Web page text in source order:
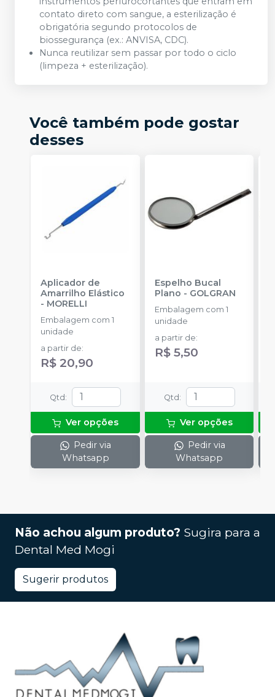
contato direto com sangue, a esterilização é
obrigatória segundo protocolos de
biossegurança (ex.: ANVISA, CDC).
Nunca reutilizar sem passar por todo o ciclo
(limpeza + esterilização).
Você também pode gostar
desses
Aplicador de
Amarrilho Elástico
- MORELLI
Embalagem com 1
unidade
a partir de:
R$ 20,90
Qtd :
Ver opções
Pedir via
Whatsapp
Espelho Bucal
Plano - GOLGRAN
Embalagem com 1
unidade
a partir de:
R$ 5,50
Qtd :
Ver opções
Pedir via
Whatsapp
Não achou algum produto? Sugira para a
Dental Med Mogi
Sugerir produtos